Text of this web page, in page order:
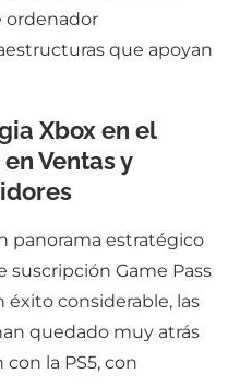
ordenador
que apoyan
Xbox en el
Ventas y
panorama estratégico
suscripción Game Pass
éxito considerable, las
quedado muy atrás
la PS5, con